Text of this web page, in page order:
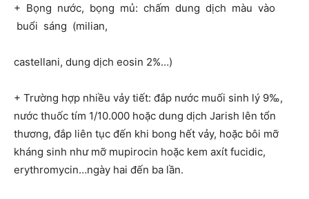
+ Bọng nước, bọng mủ: chấm dung dịch màu vào
buổi sáng (milian,
castellani, dung dịch eosin 2%…)
+ Trường hợp nhiều vảy tiết: đắp nước muối sinh lý 9‰,
nước thuốc tím 1/10.000 hoặc dung dịch Jarish lên tổn
thương, đắp liên tục đến khi bong hết vảy, hoặc bôi mỡ
kháng sinh như mỡ mupirocin hoặc kem axít fucidic,
erythromycin…ngày hai đến ba lần.